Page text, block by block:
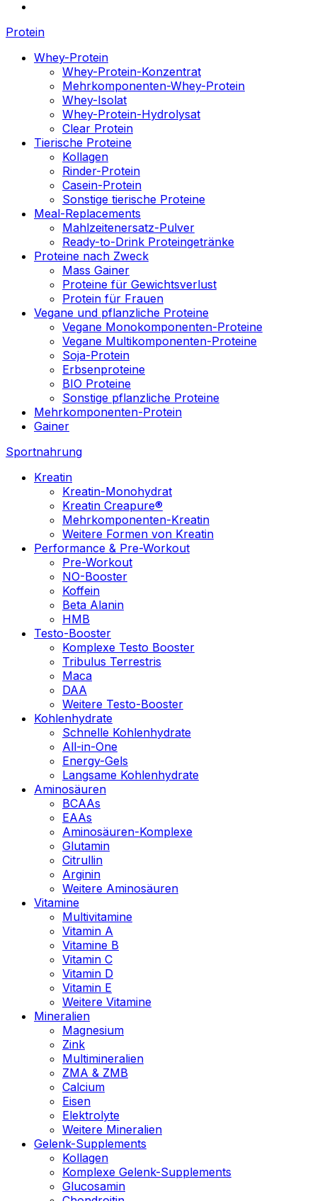
Protein
Whey-Protein
Whey-Protein-Konzentrat
Mehrkomponenten-Whey-Protein
Whey-Isolat
Whey-Protein-Hydrolysat
Clear Protein
Tierische Proteine
Kollagen
Rinder-Protein
Casein-Protein
Sonstige tierische Proteine
Meal-Replacements
Mahlzeitenersatz-Pulver
Ready-to-Drink Proteingetränke
Proteine nach Zweck
Mass Gainer
Proteine für Gewichtsverlust
Protein für Frauen
Vegane und pflanzliche Proteine
Vegane Monokomponenten-Proteine
Vegane Multikomponenten-Proteine
Soja-Protein
Erbsenproteine
BIO Proteine
Sonstige pflanzliche Proteine
Mehrkomponenten-Protein
Gainer
Sportnahrung
Kreatin
Kreatin-Monohydrat
Kreatin Creapure®
Mehrkomponenten-Kreatin
Weitere Formen von Kreatin
Performance & Pre-Workout
Pre-Workout
NO-Booster
Koffein
Beta Alanin
HMB
Testo-Booster
Komplexe Testo Booster
Tribulus Terrestris
Maca
DAA
Weitere Testo-Booster
Kohlenhydrate
Schnelle Kohlenhydrate
All-in-One
Energy-Gels
Langsame Kohlenhydrate
Aminosäuren
BCAAs
EAAs
Aminosäuren-Komplexe
Glutamin
Citrullin
Arginin
Weitere Aminosäuren
Vitamine
Multivitamine
Vitamin A
Vitamine B
Vitamin C
Vitamin D
Vitamin E
Weitere Vitamine
Mineralien
Magnesium
Zink
Multimineralien
ZMA & ZMB
Calcium
Eisen
Elektrolyte
Weitere Mineralien
Gelenk-Supplements
Kollagen
Komplexe Gelenk-Supplements
Glucosamin